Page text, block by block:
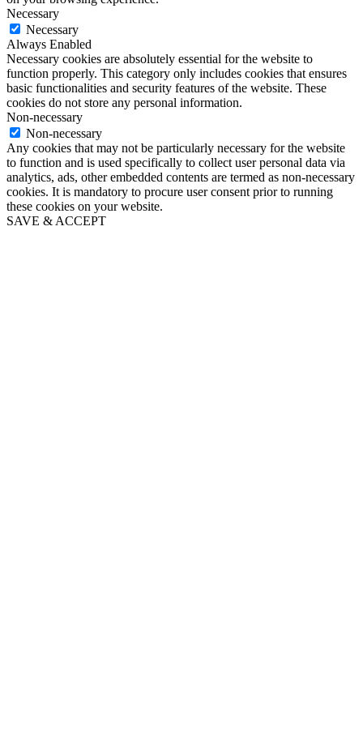
Necessary
Necessary
Always Enabled
Necessary cookies are absolutely essential for the website to
function properly. This category only includes cookies that ensures
basic functionalities and security features of the website. These
cookies do not store any personal information.
Non-necessary
Non-necessary
Any cookies that may not be particularly necessary for the website
to function and is used specifically to collect user personal data via
analytics, ads, other embedded contents are termed as non-necessary
cookies. It is mandatory to procure user consent prior to running
these cookies on your website.
SAVE & ACCEPT